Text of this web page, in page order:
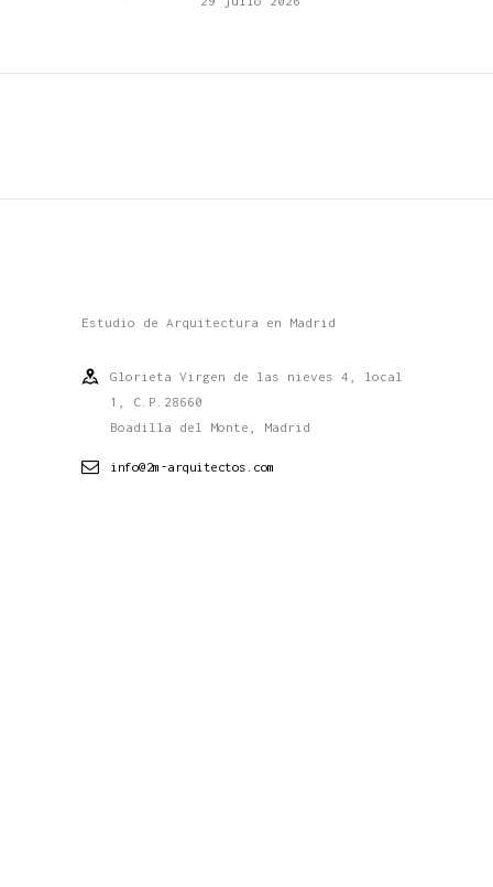
Estudio de Arquitectura en Madrid
Glorieta Virgen de las nieves 4, local
1, C.P.28660
Boadilla del Monte, Madrid
info@2m-arquitectos.com